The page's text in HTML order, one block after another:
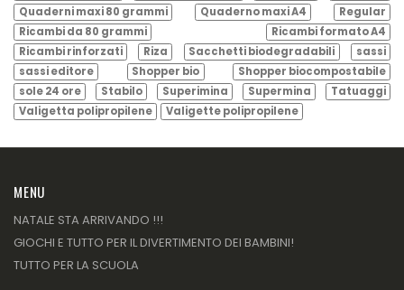
Quaderni maxi 80 grammi
Quaderno maxi A4
Regular
Ricambi da 80 grammi
Ricambi formato A4
Ricambi rinforzati
Riza Sacchetti biodegradabili
sassi
sassi editore
Shopper bio
Shopper biocompostabile
sole 24 ore
Stabilo Superimina Supermina
Tatuaggi
Valigetta polipropilene
Valigette polipropilene
MENU
NATALE STA ARRIVANDO !!!
GIOCHI E TUTTO PER IL DIVERTIMENTO DEI BAMBINI!
TUTTO PER LA SCUOLA